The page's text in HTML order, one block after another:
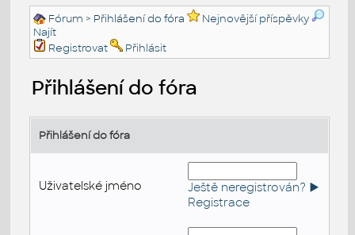
Fórum > Přihlášení do fóra
Nejnovější příspěvky
Najít
Registrovat
Přihlásit
Přihlášení do fóra
Přihlášení do fóra
Uživatelské jméno
Ještě neregistrován? ►
Registrace